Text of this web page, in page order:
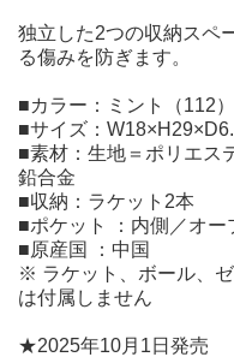
独立した2つの収納スペ
る傷みを防ぎます。
■カラー：ミント（112
■サイズ：
■素材：生地＝ポリエス
鉛合金
■収納：ラケット2本
■ポケット ：内側／オー
■原産国 ：中国
※ ラケット、ボール、
は付属しません
★2025年10月1日発売